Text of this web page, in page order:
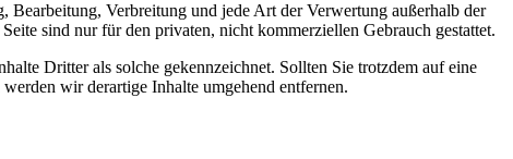
Bearbeitung, Verbreitung und jede Art der Verwertung außerhalb der
sind nur für den privaten, nicht kommerziellen Gebrauch gestattet.
Dritter als solche gekennzeichnet. Sollten Sie trotzdem auf eine
wir derartige Inhalte umgehend entfernen.